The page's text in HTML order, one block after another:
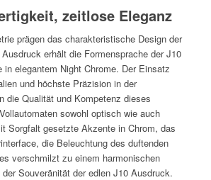
zeitlose Eleganz
prägen das charakteristische Design der
erhält die Formensprache der J10
in elegantem Night Chrome. Der Einsatz
und höchste Präzision in der
die Qualität und Kompetenz dieses
sowohl optisch wie auch
Sorgfalt gesetzte Akzente in Chrom, das
die Beleuchtung des duftenden
verschmilzt zu einem harmonischen
Souveränität der edlen J10 Ausdruck.